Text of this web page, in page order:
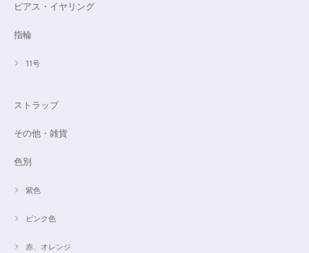
ピアス・イヤリング
指輪
11号
ストラップ
その他・雑貨
色別
紫色
ピンク色
赤、オレンジ